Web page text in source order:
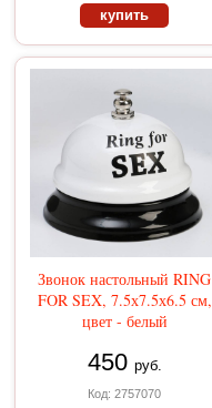
купить
Звонок настольный RING
FOR SEX, 7.5х7.5х6.5 см,
цвет - белый
450 руб.
Код: 2757070